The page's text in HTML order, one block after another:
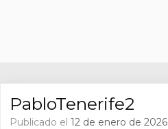
PabloTenerife2
Publicado el12 de enero de 2026